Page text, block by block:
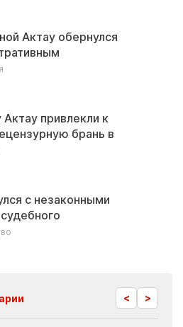
Актау обернулся
привлекли к
брань в
с незаконными
< >